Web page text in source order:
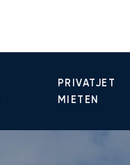
PRIVATJET
MIETEN